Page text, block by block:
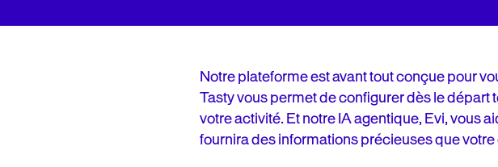
Notre plateforme est avant tout conçue pour
Tasty vous permet de configurer dès le
votre activité. Et notre IA agentique, Evi, vous
fournira des informations précieuses que